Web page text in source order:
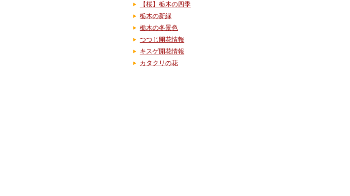
【桜】栃木の四季
栃木の新緑
栃木の冬景色
つつじ開花情報
キスゲ開花情報
カタクリの花